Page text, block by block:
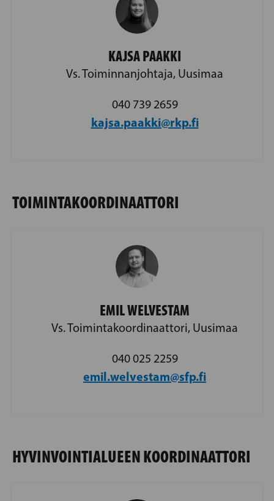
KAJSA PAAKKI
Vs. Toiminnanjohtaja, Uusimaa
040 739 2659
kajsa.paakki@rkp.fi
TOIMINTAKOORDINAATTORI
EMIL WELVESTAM
Vs. Toimintakoordinaattori, Uusimaa
040 025 2259
emil.welvestam@sfp.fi
HYVINVOINTIALUEEN KOORDINAATTORI